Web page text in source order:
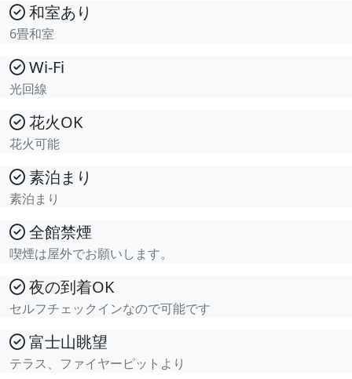
和室あり
6畳和室
Wi-Fi
光回線
花火OK
花火可能
素泊まり
素泊まり
全館禁煙
喫煙は屋外でお願いします。
夜の到着OK
セルフチェックインなので可能です
富士山眺望
テラス、ファイヤーピットより